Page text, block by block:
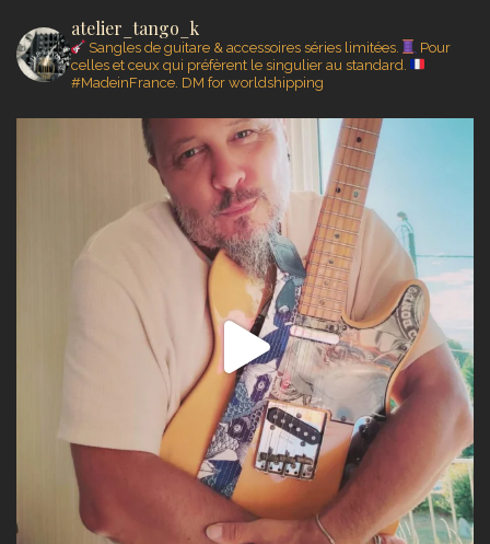
atelier_tango_k
Sangles de guitare & accessoires séries limitées.
Pour
celles et ceux qui préfèrent le singulier au standard.
#MadeinFrance. DM for worldshipping